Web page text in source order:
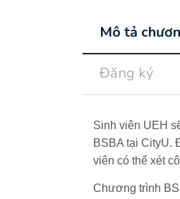
Mô tả
Đăng ký
Sinh viên UEH
BSBA tại CityU.
viên có thể xét
Chương trình